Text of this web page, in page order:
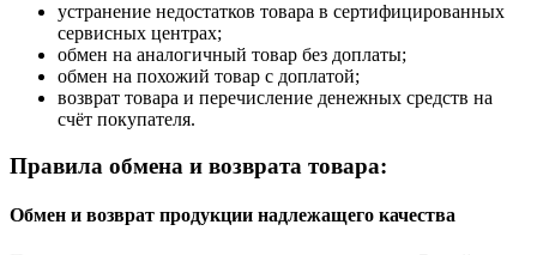
устранение недостатков товара в сертифицированных
сервисных центрах;
обмен на аналогичный товар без доплаты;
обмен на похожий товар с доплатой;
возврат товара и перечисление денежных средств на
счёт покупателя.
Правила обмена и возврата товара:
Обмен и возврат продукции надлежащего качества